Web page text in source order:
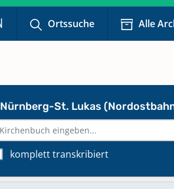
Ortssuche Alle
Nürnberg-St. Lukas
komplett transkribiert
Bestattungen 1940 - 1957
Bestattungen 1957 - 1979